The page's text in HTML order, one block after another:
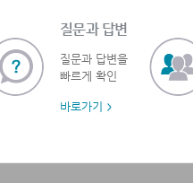
질문과 답변
질문과 답변을
빠르게 확인
바로가기